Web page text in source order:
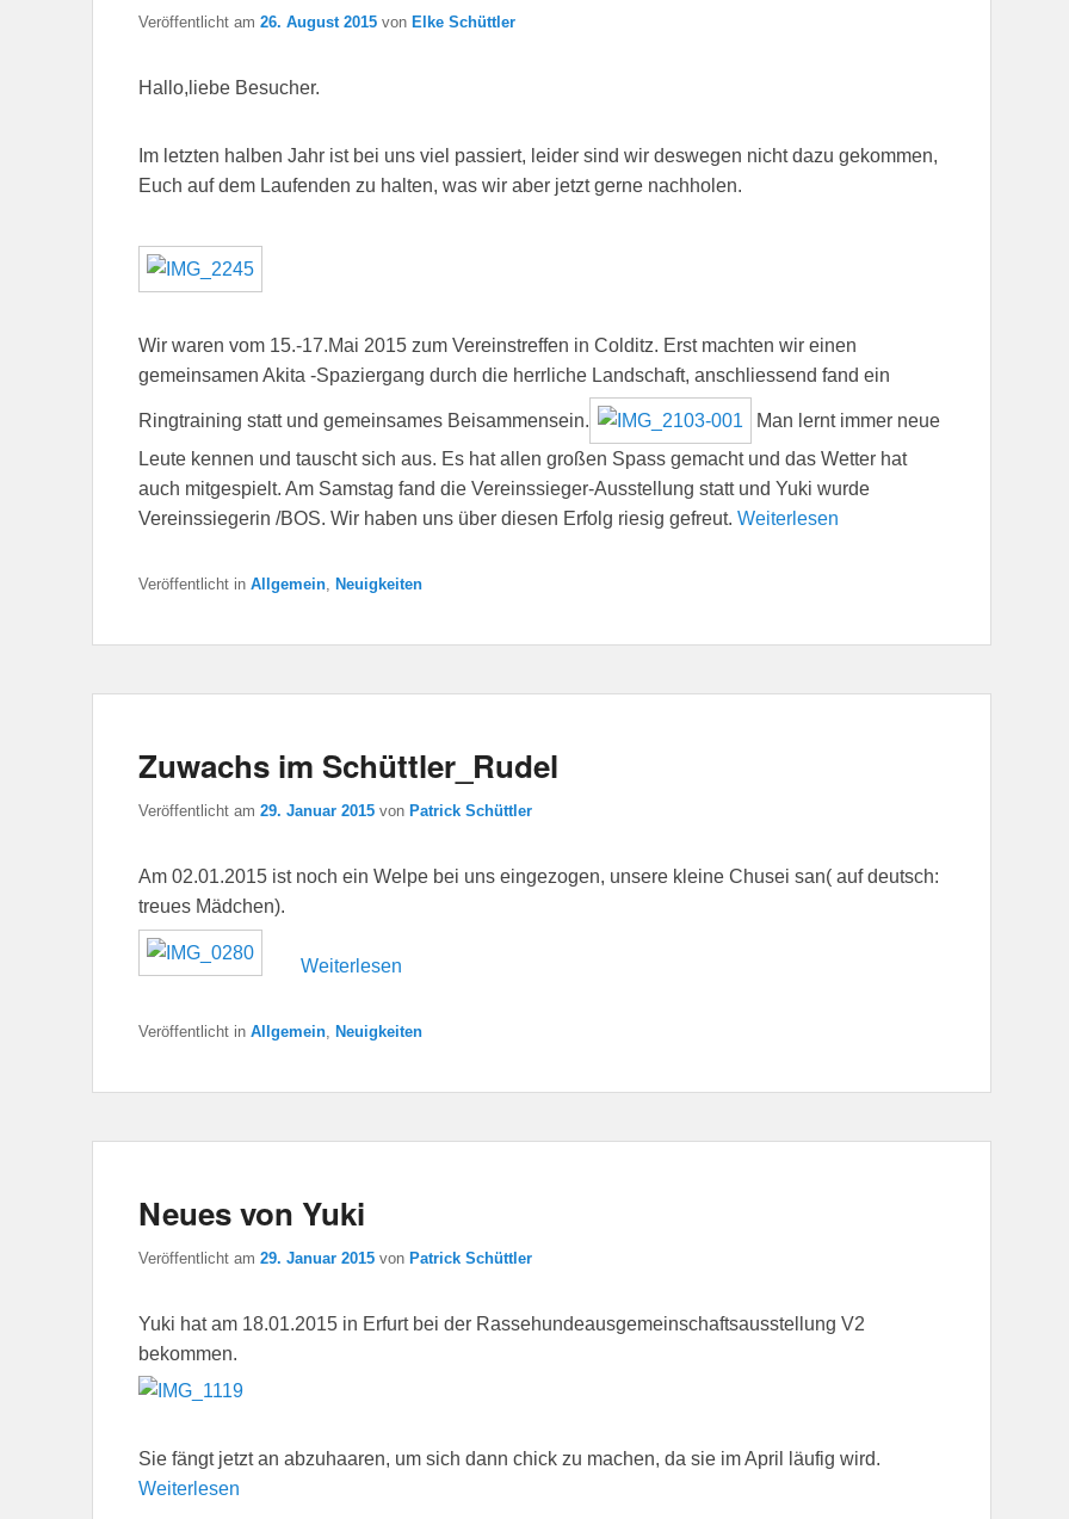
Veröffentlicht am 26. August 2015 von Elke Schüttler
Hallo,liebe Besucher.
Im letzten halben Jahr ist bei uns viel passiert, leider sind wir deswegen nicht dazu gekommen,
Euch auf dem Laufenden zu halten, was wir aber jetzt gerne nachholen.
Wir waren vom 15.-17.Mai 2015 zum Vereinstreffen in Colditz. Erst machten wir einen
gemeinsamen Akita -Spaziergang durch die herrliche Landschaft, anschliessend fand ein
Ringtraining statt und gemeinsames Beisammensein.
Man lernt immer neue
Leute kennen und tauscht sich aus. Es hat allen großen Spass gemacht und das Wetter hat
auch mitgespielt. Am Samstag fand die Vereinssieger-Ausstellung statt und Yuki wurde
Vereinssiegerin /BOS. Wir haben uns über diesen Erfolg riesig gefreut. Weiterlesen
Veröffentlicht in Allgemein, Neuigkeiten
Zuwachs im Schüttler_Rudel
Veröffentlicht am 29. Januar 2015 von Patrick Schüttler
Am 02.01.2015 ist noch ein Welpe bei uns eingezogen, unsere kleine Chusei san( auf deutsch:
treues Mädchen).
Weiterlesen
Veröffentlicht in Allgemein, Neuigkeiten
Neues von Yuki
Veröffentlicht am 29. Januar 2015 von Patrick Schüttler
Yuki hat am 18.01.2015 in Erfurt bei der Rassehundeausgemeinschaftsausstellung V2
bekommen.
Sie fängt jetzt an abzuhaaren, um sich dann chick zu machen, da sie im April läufig wird.
Weiterlesen